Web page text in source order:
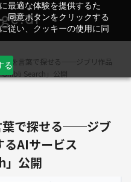
最適な体験を提供するた
同意ボタンをクリックする
従い、クッキーの使用に同
る」を言葉で探せる──ジブリ作品
Search」公開
葉で探せる──ジブ
るAIサービス
」公開